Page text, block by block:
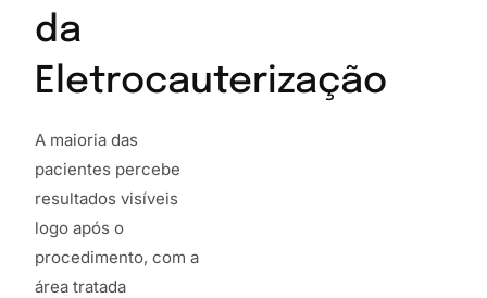
da
Eletrocauterização
A maioria das
pacientes percebe
resultados visíveis
logo após o
procedimento, com a
área tratada